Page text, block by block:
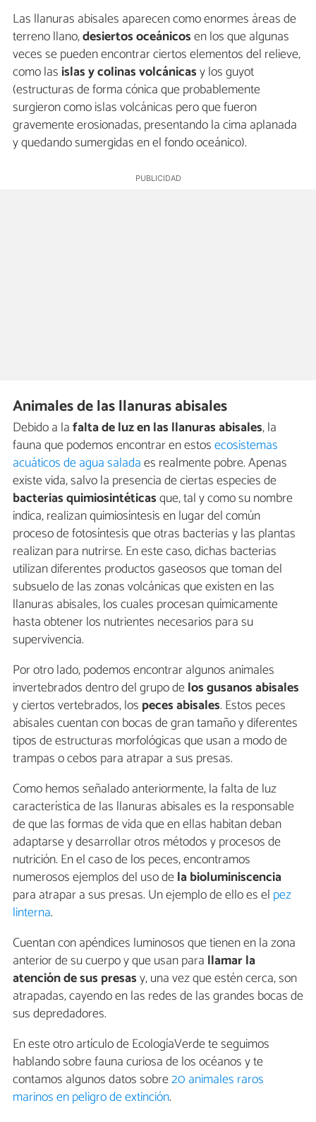
Las llanuras abisales aparecen como enormes áreas de
terreno llano,desiertos oceánicosen los que algunas
veces se pueden encontrar ciertos elementos del relieve,
como las islas y colinas volcánicasy los guyot
(estructuras de forma cónica que probablemente
surgieron como islas volcánicas pero que fueron
gravemente erosionadas, presentando la cima aplanada
y quedando sumergidas en el fondo oceánico).
Animales de las llanuras abisales
Debido a lafalta de luz en las llanuras abisales, la
fauna que podemos encontrar en estosecosistemas
acuáticos de agua saladaes realmente pobre. Apenas
existe vida, salvo la presencia de ciertas especies de
bacterias quimiosintéticasque, tal y como su nombre
indica, realizan quimiosíntesis en lugar del común
proceso de fotosíntesis que otras bacterias y las plantas
realizan para nutrirse. En este caso, dichas bacterias
utilizan diferentes productos gaseosos que toman del
subsuelo de las zonas volcánicas que existen en las
llanuras abisales, los cuales procesan químicamente
hasta obtener los nutrientes necesarios para su
supervivencia.
Por otro lado, podemos encontrar algunos animales
invertebrados dentro del grupo delos gusanos abisales
y ciertos vertebrados, los peces abisales. Estos peces
abisales cuentan con bocas de gran tamaño y diferentes
tipos de estructuras morfológicas que usan a modo de
trampas o cebos para atrapar a sus presas.
Como hemos señalado anteriormente, la falta de luz
característica de las llanuras abisales es la responsable
de que las formas de vida que en ellas habitan deban
adaptarse y desarrollar otros métodos y procesos de
nutrición. En el caso de los peces, encontramos
numerosos ejemplos del uso dela bioluminiscencia
para atrapar a sus presas. Un ejemplo de ello es el pez
linterna.
Cuentan con apéndices luminosos que tienen en la zona
anterior de su cuerpo y que usan para llamar la
atención de sus presasy, una vez que estén cerca, son
atrapadas, cayendo en las redes de las grandes bocas de
sus depredadores.
En este otro artículo de EcologíaVerde te seguimos
hablando sobre fauna curiosa de los océanos y te
contamos algunos datos sobre20 animales raros
marinos en peligro de extinción.